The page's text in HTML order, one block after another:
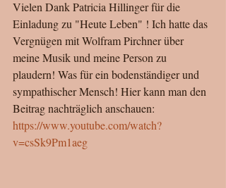
Vielen Dank Patricia Hillinger für die
Einladung zu "Heute Leben" ! Ich hatte das
Vergnügen mit Wolfram Pirchner über
meine Musik und meine Person zu
plaudern! Was für ein bodenständiger und
sympathischer Mensch! Hier kann man den
Beitrag nachträglich anschauen:
https://www.youtube.com/watch?
v=csSk9Pm1aeg